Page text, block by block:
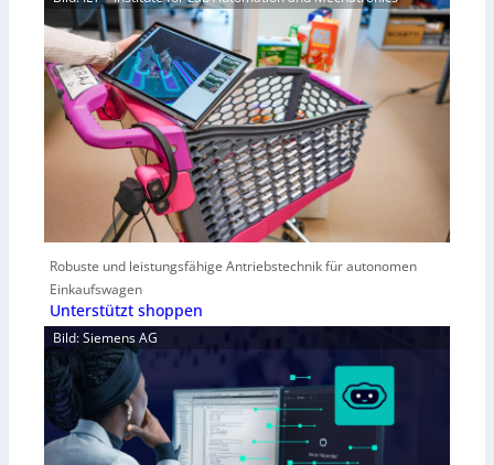
Robuste und leistungsfähige Antriebstechnik für autonomen
Einkaufswagen
Unterstützt shoppen
Bild: Siemens AG